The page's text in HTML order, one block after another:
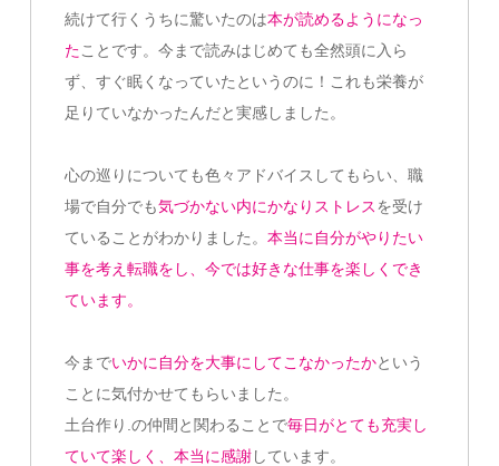
続けて行くうちに驚いたのは本が読めるようになっ
たことです。今まで読みはじめても全然頭に入ら
ず、すぐ眠くなっていたというのに！これも栄養が
足りていなかったんだと実感しました。
心の巡りについても色々アドバイスしてもらい、職
場で自分でも気づかない内にかなりストレスを受け
ていることがわかりました。本当に自分がやりたい
事を考え転職をし、今では好きな仕事を楽しくでき
ています。
今までいかに自分を大事にしてこなかったかという
ことに気付かせてもらいました。
土台作り.の仲間と関わることで毎日がとても充実し
ていて楽しく、本当に感謝しています。